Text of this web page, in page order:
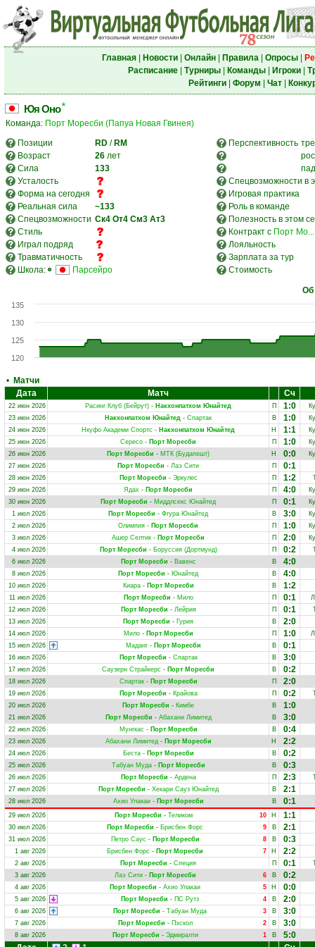
Главная| Новости| Онлайн| Правила| Опросы|
Расписание| Турниры| Команды| Игроки|
Рейтинги| Форум Чат|
Юя Оно
Команда: Порт Моресби (Папуа Новая Гвинея)
Позиции
RD / RM Перспективность
Возраст
26 лет
Сила
133
Усталость
Спецвозможности в
Форма на сегодня
Игровая практика
Реальная сила
~133
Роль в команде
Спецвозможности Ск4 От4 См3 Ат3
Полезность в этом
Стиль
Контракт с Порт
Играл подряд
Лояльность
Травматичность
Зарплата за тур
Школа:
Парсейро Стоимость
Об
120
125
130
135
• Матчи
Дата
Матч Сч
22 июн 2026 Расинг Клуб (Бейрут) - Накхонпатхом Юнайтед П 1:0
23 июн 2026
Накхонпатхом Юнайтед - Спартак В 1:0
24 июн 2026
Нкуфо Академи Спортс - Накхонпатхом Юнайтед Н 1:1
25 июн 2026
Сересо - Порт Моресби П 1:0
26 июн 2026
Порт Моресби - МТК (Будапешт) Н 0:0
27 июн 2026
Порт Моресби - Лаэ Сити П 0:1
28 июн 2026 Порт Моресби - Эркулес П 1:2
29 июн 2026
Ядах - Порт Моресби П 4:0
30 июн 2026
Порт Моресби - Миддлсекс Юнайтед П 0:1
1 июл 2026
Порт Моресби - Фгура Юнайтед В 3:0
2 июл 2026
Олимпия - Порт Моресби П 1:0
3 июл 2026
Ашер Селтик - Порт Моресби П 2:0
4 июл 2026
Порт Моресби - Боруссия (Дортмунд) П 0:2
6 июл 2026
Порт Моресби - Вавенс В 4:0
8 июл 2026 Порт Моресби - Юнайтед В 4:0
10 июл 2026 Киара- Порт Моресби В 1:2
11 июл 2026 Порт Моресби - Мило П 0:1
12 июл 2026
Порт Моресби - Лейрия П 0:1
13 июл 2026
Порт Моресби - Гурия В 2:0
14 июл 2026 Мило- Порт Моресби П 1:0
15 июл 2026
Маданг- Порт Моресби В 0:1
16 июл 2026 Порт Моресби - Спартак В 3:0
17 июл 2026 Саузерн Страйкерс - Порт Моресби В 0:2
18 июл 2026 Спартак- Порт Моресби П 2:0
19 июл 2026 Порт Моресби - Крайова П 0:2
20 июл 2026
Порт Моресби - Кимбе В 1:0
21 июл 2026 Порт Моресби - Абахани Лимитед В 3:0
22 июл 2026 Мунгкас - Порт Моресби В 0:4
23 июл 2026 Абахани Лимитед- Порт Моресби Н 2:2
24 июл 2026 Беста- Порт Моресби В 0:2
25 июл 2026 Табуан Муда- Порт Моресби В 0:3
26 июл 2026 Порт Моресби - Ардена П 2:3
27 июл 2026
Порт Моресби - Хекари Сауз Юнайтед В 2:1
28 июл 2026 Ахио Улакаи- Порт Моресби В 0:1
29 июл 2026 10
Порт Моресби - Теликом Н 1:1
30 июл 2026 9
Порт Моресби - Брисбен Форс В 2:1
31 июл 2026 8
Петро Саус - Порт Моресби В 0:3
1 авг 2026 7
Брисбен Форс - Порт Моресби Н 2:2
2 авг 2026 Порт Моресби - Специя П 0:1
3 авг 2026
6
Лаэ Сити- Порт Моресби В 0:2
4 авг 2026 5
Порт Моресби - Ахио Улакаи Н 0:0
5 авг 2026 4
Порт Моресби - ПС Рутз В 2:0
6 авг 2026 3
Порт Моресби - Табуан Муда В 3:0
7 авг 2026 2
Порт Моресби - Пэскол В 3:0
8 авг 2026 1
Порт Моресби - Эдмиралти В
5:0